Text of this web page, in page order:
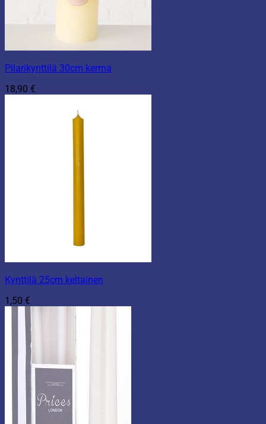
Pilarikynttilä 30cm kerma
18,90 €
Kynttilä 25cm keltainen
1,50 €